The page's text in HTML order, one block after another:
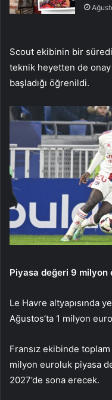
Scout ekibinin bir
teknik heyetten de onay
başladığı öğrenildi.
Piyasa değeri 9 milyon
Le Havre altyapısında
Ağustos’ta 1 milyon
Fransız ekibinde
milyon euroluk piyasa
2027’de sona erecek.